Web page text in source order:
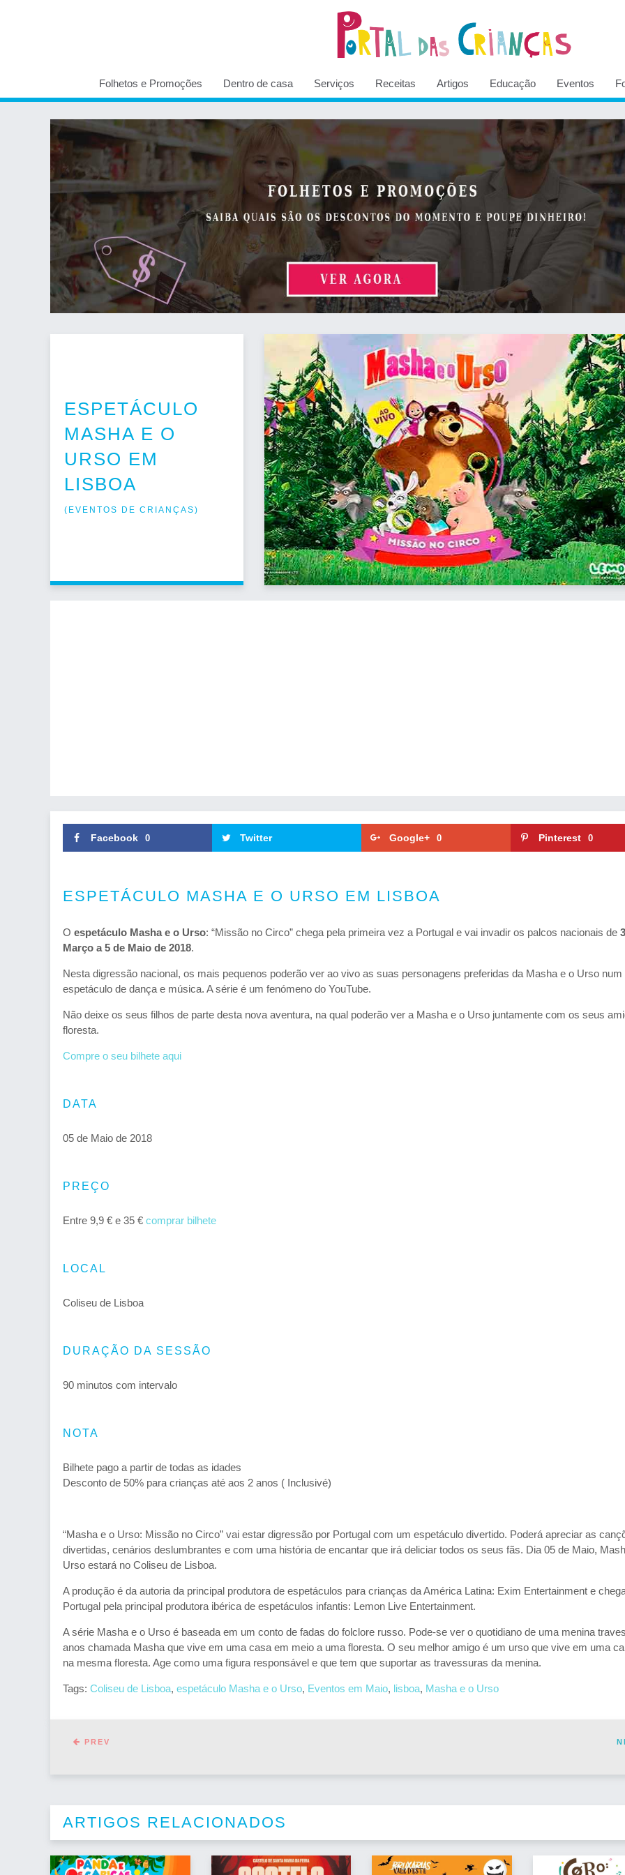
Folhetos e Promoções Dentro de casa Serviços Receitas Artigos Educação Eventos
ESPETÁCULO
MASHA E O
URSO EM
LISBOA
( EVENTOS DE CRIANÇAS)
Facebook 0 Twitter Google+ 0 Pinterest 0
ESPETÁCULO MASHA E O URSO EM LISBOA
O espetáculo Masha e o Urso: “Missão no Circo” chega pela primeira vez a Portugal e vai invadir os palcos nacionais de
Março a 5 de Maio de 2018.
Nesta digressão nacional, os mais pequenos poderão ver ao vivo as suas personagens preferidas da Masha e o Urso num
espetáculo de dança e música. A série é um fenómeno do YouTube.
Não deixe os seus filhos de parte desta nova aventura, na qual poderão ver a Masha e o Urso juntamente com os seus
floresta.
Compre o seu bilhete aqui
DATA
05 de Maio de 2018
PREÇO
Entre 9,9 € e 35 € comprar bilhete
LOCAL
Coliseu de Lisboa
DURAÇÃO DA SESSÃO
90 minutos com intervalo
NOTA
Bilhete pago a partir de todas as idades
Desconto de 50% para crianças até aos 2 anos ( Inclusivé)
“Masha e o Urso: Missão no Circo” vai estar digressão por Portugal com um espetáculo divertido. Poderá apreciar as
divertidas, cenários deslumbrantes e com uma história de encantar que irá deliciar todos os seus fãs. Dia 05 de Maio,
Urso estará no Coliseu de Lisboa.
A produção é da autoria da principal produtora de espetáculos para crianças da América Latina: Exim Entertainment e
Portugal pela principal produtora ibérica de espetáculos infantis: Lemon Live Entertainment.
A série Masha e o Urso é baseada em um conto de fadas do folclore russo. Pode-se ver o quotidiano de uma menina
anos chamada Masha que vive em uma casa em meio a uma floresta. O seu melhor amigo é um urso que vive em uma
na mesma floresta. Age como uma figura responsável e que tem que suportar as travessuras da menina.
Tags: Coliseu de Lisboa, espetáculo Masha e o Urso, Eventos em Maio, lisboa, Masha e o Urso
PREV
ARTIGOS RELACIONADOS